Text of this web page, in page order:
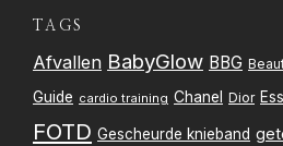
TAGS
Afvallen BabyGlow BBG
Guide cardio training Chanel Dior
FOTD Gescheurde knieband